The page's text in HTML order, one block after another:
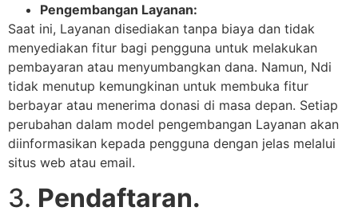
Pengembangan Layanan:
Saat ini, Layanan disediakan tanpa biaya dan tidak
menyediakan fitur bagi pengguna untuk melakukan
pembayaran atau menyumbangkan dana. Namun, Ndi
tidak menutup kemungkinan untuk membuka fitur
berbayar atau menerima donasi di masa depan. Setiap
perubahan dalam model pengembangan Layanan akan
diinformasikan kepada pengguna dengan jelas melalui
situs web atau email.
3. Pendaftaran.